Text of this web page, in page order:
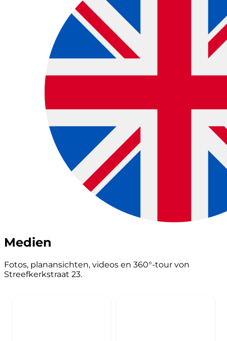
Medien
Fotos, planansichten, videos en 360°-tour von
Streefkerkstraat 23.